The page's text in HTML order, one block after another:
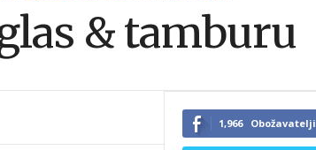
& tamburu
1,966 Obožavatelji